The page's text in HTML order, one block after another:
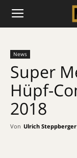
News
Super
Hüpf-
2018
Von Ulrich Steppberger